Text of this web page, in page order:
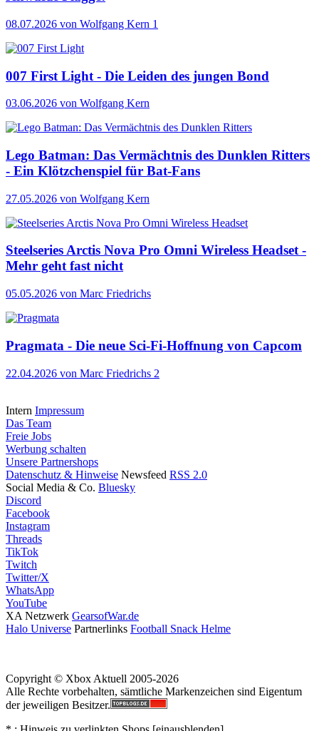
08.07.2026 von Wolfgang Kern 1
007 First Light - Die Leiden des jungen Bond
03.06.2026 von Wolfgang Kern
Lego Batman: Das Vermächtnis des Dunklen Ritters
- Ein Klötzchenspiel für Bat-Fans
27.05.2026 von Wolfgang Kern
Steelseries Arctis Nova Pro Omni Wireless Headset -
Mehr geht fast nicht
05.05.2026 von Marc Friedrichs
Pragmata - Die neue Sci-Fi-Hoffnung von Capcom
22.04.2026 von Marc Friedrichs 2
Intern Impressum
Das Team
Freie Jobs
Werbung schalten
Unsere Partnershops
Datenschutz & Hinweise Newsfeed RSS 2.0
Social Media & Co. Bluesky
Discord
Facebook
Instagram
Threads
TikTok
Twitch
Twitter/X
WhatsApp
YouTube
XA Netzwerk GearsofWar.de
Halo Universe Partnerlinks Football Snack Helme
Copyright © Xbox Aktuell 2005-2026
Alle Rechte vorbehalten, sämtliche Markenzeichen sind Eigentum
der jeweiligen Besitzer.